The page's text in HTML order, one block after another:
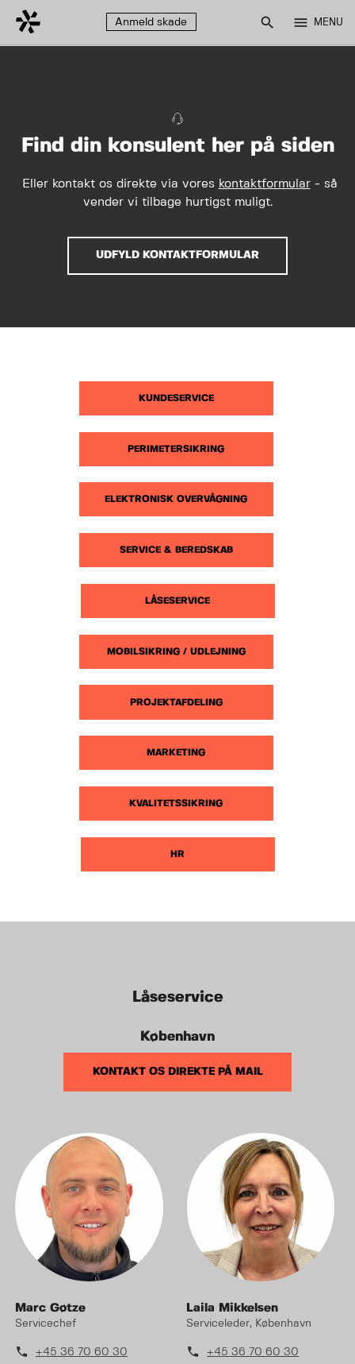
Anmeld skade search menu MENU
Find din konsulent her på siden
Eller kontakt os direkte via vores kontaktformular- så
vender vi tilbage hurtigst muligt.
UDFYLD KONTAKTFORMULAR
KUNDESERVICE
PERIMETERSIKRING
ELEKTRONISK OVERVÅGNING
SERVICE & BEREDSKAB
LÅSESERVICE
MOBILSIKRING / UDLEJNING
PROJEKTAFDELING
MARKETING
KVALITETSSIKRING
HR
Låseservice
København
KONTAKT OS DIREKTE PÅ MAIL
Marc Gøtze
Servicechef
phone +45 36 70 60 30
Laila Mikkelsen
Serviceleder, København
phone +45 36 70 60 30